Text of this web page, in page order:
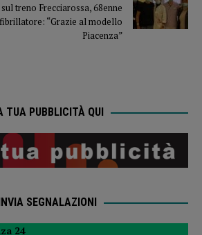
treno Frecciarossa, 68enne
“Grazie al modello
Piacenza”
TUA PUBBLICITÀ QUI
INVIA SEGNALAZIONI
24